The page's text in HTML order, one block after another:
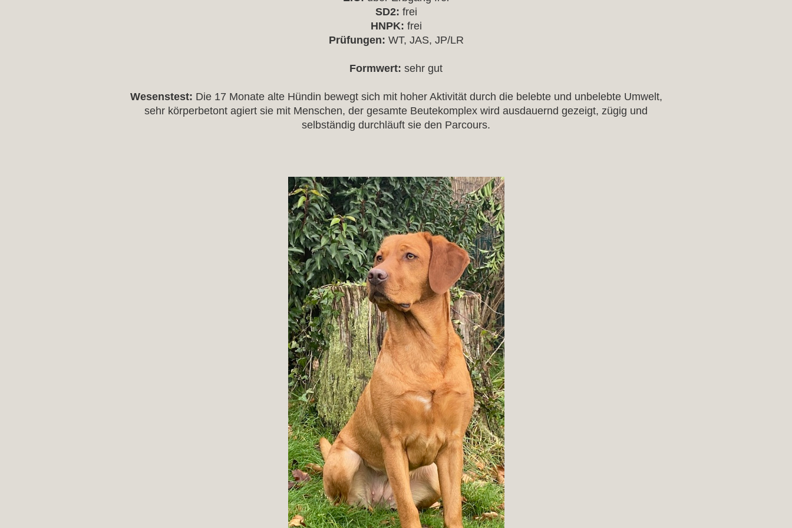
SD2: frei
HNPK: frei
Prüfungen: WT, JAS, JP/LR
Formwert: sehr gut
Wesenstest: Die 17 Monate alte Hündin bewegt sich mit hoher Aktivität durch die belebte und unbelebte Umwelt,
sehr körperbetont agiert sie mit Menschen, der gesamte Beutekomplex wird ausdauernd gezeigt, zügig und
selbständig durchläuft sie den Parcours.